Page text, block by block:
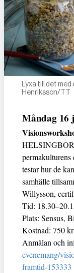
Lyxa till det
Henriksson/TT
Måndag 16
permakulturens
testar hur de
samhälle
Willysson,
Tid:
Plats: Sensus,
Kostnad: 750 kr
Anmälan och
evenemang/
framtid-153333